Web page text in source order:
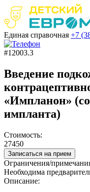
Единая справочная +7
#12003.3
Введение
«Импланон»
импланта)
Стоимость:
27450
Записаться на прием
Ограничения/
Необходима
Описание: